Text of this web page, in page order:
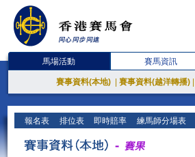
馬場活動 賽馬資訊
賽事資料(本地) 賽事資料(越洋轉播)
報名表 排位表 即時賠率 練馬師分場表